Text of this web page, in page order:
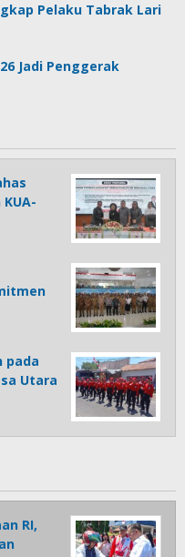
Pelaku Tabrak Lari
Jadi Penggerak
pada
Utara
RI,